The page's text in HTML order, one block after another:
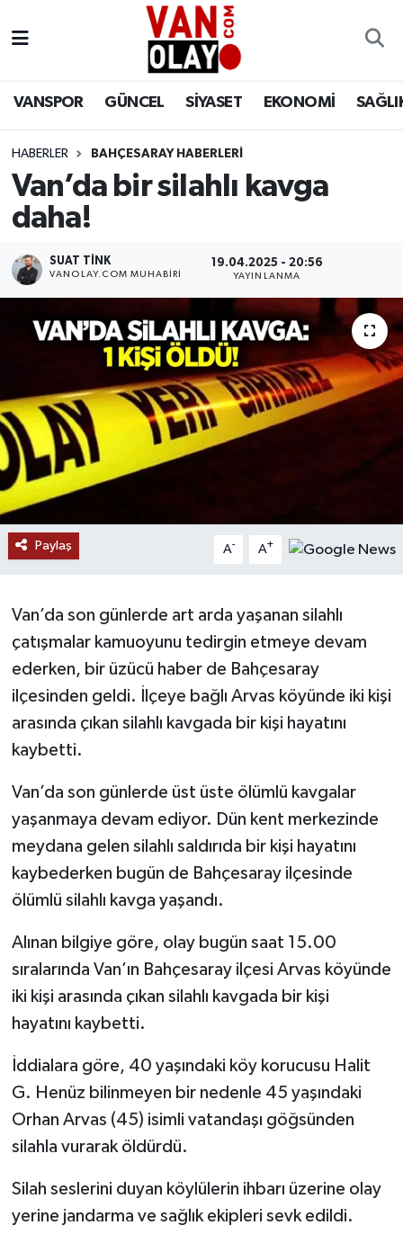
VANSPOR GÜNCEL SİYASET EKONOMİ
HABERLER BAHÇESARAY HABERLERİ
Van’da bir silahlı kavga
daha!
SUAT TINK
VANOLAY.COM MUHABIRI
19.04.2025 - 20:56
YAYINLANMA
Paylaş A- A+
Van’da son günlerde art arda yaşanan silahlı
çatışmalar kamuoyunu tedirgin etmeye devam
ederken, bir üzücü haber de Bahçesaray
ilçesinden geldi. İlçeye bağlı Arvas köyünde iki kişi
arasında çıkan silahlı kavgada bir kişi hayatını
kaybetti.
Van’da son günlerde üst üste ölümlü kavgalar
yaşanmaya devam ediyor. Dün kent merkezinde
meydana gelen silahlı saldırıda bir kişi hayatını
kaybederken bugün de Bahçesaray ilçesinde
ölümlü silahlı kavga yaşandı.
Alınan bilgiye göre, olay bugün saat 15.00
sıralarında Van’ın Bahçesaray ilçesi Arvas köyünde
iki kişi arasında çıkan silahlı kavgada bir kişi
hayatını kaybetti.
İddialara göre, 40 yaşındaki köy korucusu Halit
G. Henüz bilinmeyen bir nedenle 45 yaşındaki
Orhan Arvas (45) isimli vatandaşı göğsünden
silahla vurarak öldürdü.
Silah seslerini duyan köylülerin ihbarı üzerine olay
yerine jandarma ve sağlık ekipleri sevk edildi.
Siyaset
Ekonomi
Sağlık
Eğitim
Bilim & Teknoloji
Dünya
RESMİ İLANLAR
Van Nöbetçi Eczaneler
Van Namaz Vakitleri
Van Trafik Yoğunluk Haritası
Süper Lig Puan Durumu ve Fikstür
Tüm Manşetler
Son Dakika Haberleri
Haber Arşivi